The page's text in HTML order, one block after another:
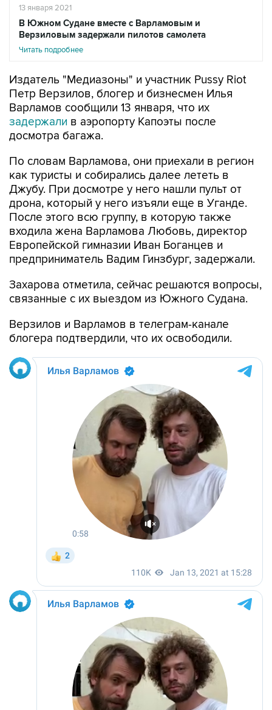
13 января 2021
В Южном Судане вместе с Варламовым и
Верзиловым задержали пилотов самолета
Читать подробнее
Издатель "Медиазоны" и участник Pussy Riot
Петр Верзилов, блогер и бизнесмен Илья
Варламов сообщили 13 января, что их
задержали в аэропорту Капоэты после
досмотра багажа.
По словам Варламова, они приехали в регион
как туристы и собирались далее лететь в
Джубу. При досмотре у него нашли пульт от
дрона, который у него изъяли еще в Уганде.
После этого всю группу, в которую также
входила жена Варламова Любовь, директор
Европейской гимназии Иван Боганцев и
предприниматель Вадим Гинзбург, задержали.
Захарова отметила, сейчас решаются вопросы,
связанные с их выездом из Южного Судана.
Верзилов и Варламов в телеграм-канале
блогера подтвердили, что их освободили.